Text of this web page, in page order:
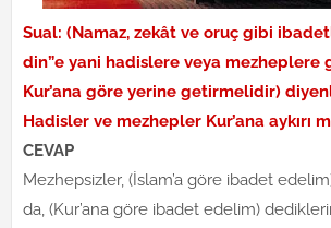
Sual: (Namaz, zekât ve oruç gibi
din”e yani hadislere veya mezheplere
Kur’ana göre yerine getirmelidir)
Hadisler ve mezhepler Kur’ana aykırı
CEVAP
Mezhepsizler, (İslam’a göre ibadet
da, (Kur’ana göre ibadet edelim)